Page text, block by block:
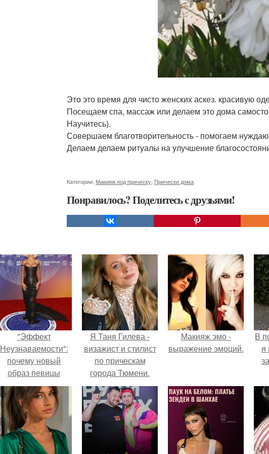
Это это время для чисто женских аскез. красивую
Посещаем спа, массаж или делаем это дома
Научитесь).
Совершаем благотворительность - помогаем
Делаем делаем ритуалы на улучшение
Категории: Макияж под прическу Прически дома
Понравилось? Поделитесь с друзьями!
"Эффект
Неузнаваемости":
почему новый
образ певицы
вызвал споры о
гранях
возможного?
Я Таня Гилева -
визажист и стилист
по прическам
города Тюмени.
Макияж эмо -
выражение эмоций.
В
я